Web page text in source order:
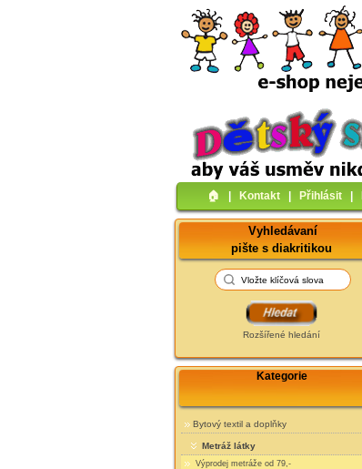
🏠︎ Kontakt Přihlásit
Vyhledávaní
pište s diakritikou
Rozšířené hledání
Kategorie
Bytový textil a doplňky
Metráž látky
Výprodej metráže od 79,-